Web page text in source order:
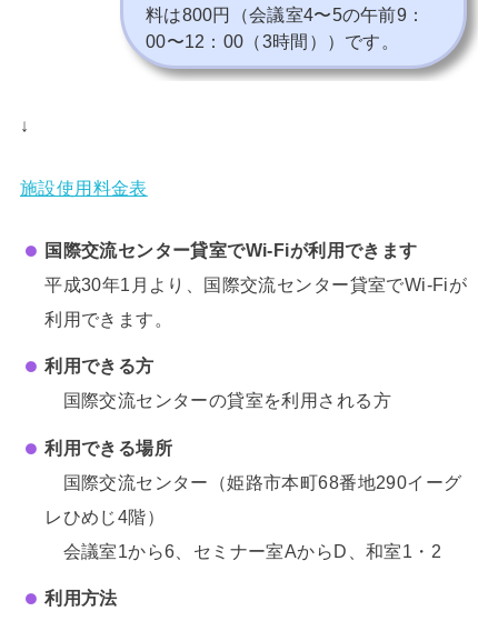
料は800円（会議室4〜5の午前9：
00〜12：00（3時間））です。
↓
施設使用料金表
国際交流センター貸室でWi-Fiが利用できます
平成30年1月より、国際交流センター貸室でWi-Fiが
利用できます。
利用できる方
国際交流センターの貸室を利用される方
利用できる場所
国際交流センター（姫路市本町68番地290イーグ
レひめじ4階）
会議室1から6、セミナー室AからD、和室1・2
利用方法